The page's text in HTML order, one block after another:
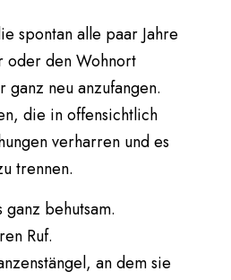
spontan alle paar Jahre
oder den Wohnort
ganz neu anzufangen.
die in offensichtlich
verharren und es
trennen.
behutsam.
Ruf.
an dem sie